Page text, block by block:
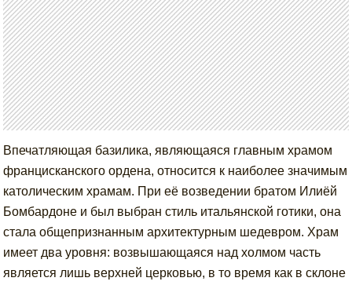
Впечатляющая базилика, являющаяся главным храмом
францисканского ордена, относится к наиболее значимым
католическим храмам. При её возведении братом Илиёй
Бомбардоне и был выбран стиль итальянской готики, она
стала общепризнанным архитектурным шедевром. Храм
имеет два уровня: возвышающаяся над холмом часть
является лишь верхней церковью, в то время как в склоне